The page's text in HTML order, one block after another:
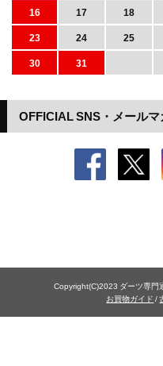
OFFICIAL SNS・メール
16
17 18
23
24 25
30
31
Copyright(C)2023 ダーツ専門
お買物ガイド /